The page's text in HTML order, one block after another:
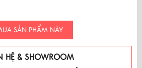
SẢN PHẨM NÀY
HỆ & SHOWROOM